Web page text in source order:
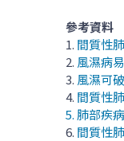
參考資料
1. 間質性
2. 風濕病
3. 風濕可
4. 間質性
5. 肺部疾
6. 間質性